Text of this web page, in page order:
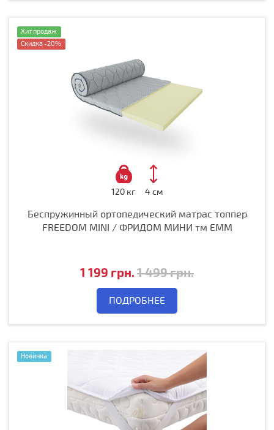
Хит продаж
Скидка -20%
120 кг 4 см
Беспружинный ортопедический матрас топпер
FREEDOM MINI / ФРИДОМ МИНИ тм ЕММ
1 199 грн. 1 499 грн.
ПОДРОБНЕЕ
Новинка